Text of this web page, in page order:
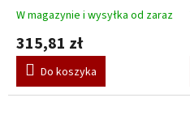
Osioł - biały
W magazynie i wysyłka od zaraz
315,81 zł
Do koszyka